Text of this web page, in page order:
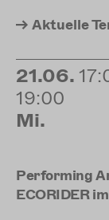
21.06.
19:00
Mi.
Performing
ECORIDER
Aktuelle